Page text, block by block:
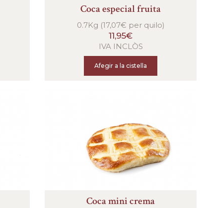
Coca especial fruita
0.7Kg (17,07€ per quilo)
11,95€
IVA INCLÒS
Afegir a la cistella
Coca mini crema